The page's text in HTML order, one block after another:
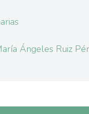
Ángeles Ruiz